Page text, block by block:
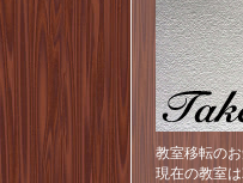
教室移転の
現在の教室